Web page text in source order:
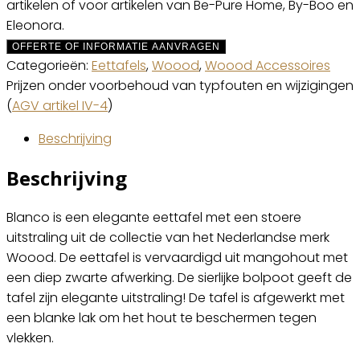
artikelen of voor artikelen van Be-Pure Home, By-Boo en
Eleonora.
OFFERTE OF INFORMATIE AANVRAGEN
Categorieën: Eettafels,Woood,Woood Accessoires
Prijzen onder voorbehoud van typfouten en wijzigingen
(AGV artikel IV-4)
Beschrijving
Beschrijving
Blanco is een elegante eettafel met een stoere
uitstraling uit de collectie van het Nederlandse merk
Woood. De eettafel is vervaardigd uit mangohout met
een diep zwarte afwerking. De sierlijke bolpoot geeft de
tafel zijn elegante uitstraling! De tafel is afgewerkt met
een blanke lak om het hout te beschermen tegen
vlekken.